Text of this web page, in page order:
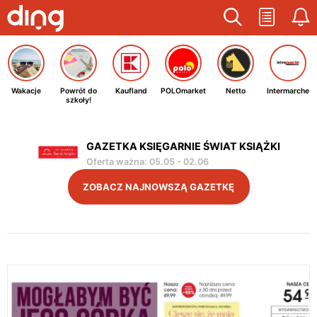
Wakacje
Powrót do
szkoły!
Kaufland POLOmarket Netto Intermarche
GAZETKA KSIĘGARNIE ŚWIAT KSIĄŻKI
Oferta ważna: 05.05 - 02.06
ZOBACZ NAJNOWSZĄ GAZETKĘ